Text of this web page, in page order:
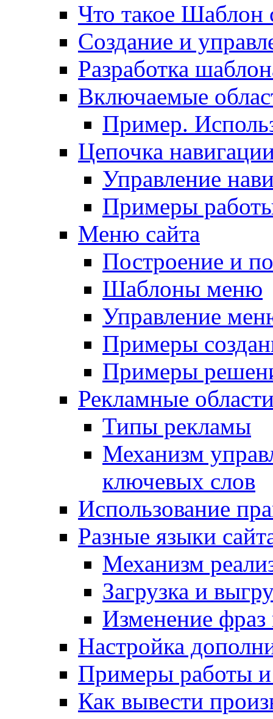
Что такое Шаблон
Создание и
Разработка
Включаемые
Пример.
Цепочка
Управление
Примеры
Меню сайта
Построение и
Шаблоны меню
Управление
Примеры
Примеры
Рекламные
Типы рекламы
Механизм
ключевых слов
Использование
Разные языки
Механизм
Загрузка и
Изменение
Настройка
Примеры работы
Как вывести